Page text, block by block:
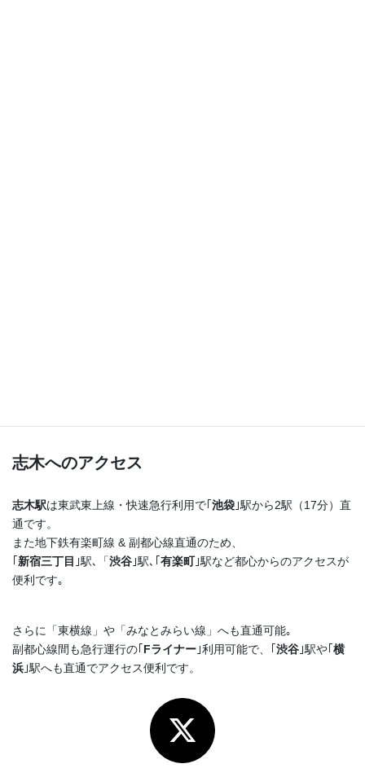
志木へのアクセス
志木駅は東武東上線・快速急行利用で｢ 池袋 ｣駅から2駅（17分）直
通です。
また地下鉄有楽町線 & 副都心線直通のため、
新宿三丁目 ｣駅､「渋谷 ｣駅､｢ 有楽町｣駅など都心からのアクセスが
便利です｡
さらに「東横線」や「みなとみらい線」へも直通可能｡
副都心線間も急行運行の｢ Fライナー ｣利用可能で、｢ 渋谷 ｣駅や｢ 横
浜 ｣駅へも直通でアクセス便利です。